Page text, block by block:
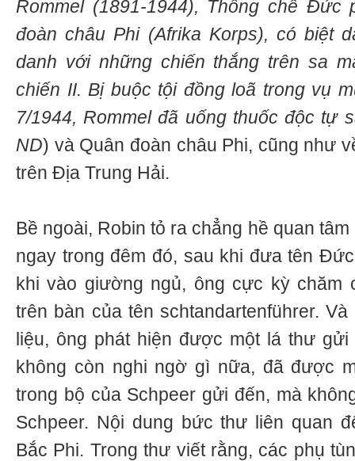
Rommel (1891-1944), Thống chế Đức
đoàn châu Phi (Afrika Korps), có biệt
danh với những chiến thắng trên sa
chiến II. Bị buộc tội đồng loã trong vụ
7/1944, Rommel đã uống thuốc độc tự
ND) và Quân đoàn châu Phi, cũng như
trên Địa Trung Hải.
Bề ngoài, Robin tỏ ra chẳng hề quan
ngay trong đêm đó, sau khi đưa tên
khi vào giường ngủ, ông cực kỳ chăm
trên bàn của tên schtandartenführer.
liệu, ông phát hiện được một lá thư
không còn nghi ngờ gì nữa, đã được
trong bộ của Schpeer gửi đến, mà
Schpeer. Nội dung bức thư liên quan
Bắc Phi. Trong thư viết rằng, các phụ